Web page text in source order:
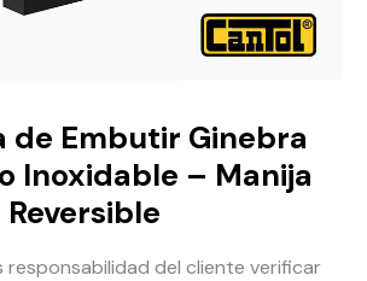
de Embutir Ginebra
Inoxidable – Manija
responsabilidad del cliente verificar